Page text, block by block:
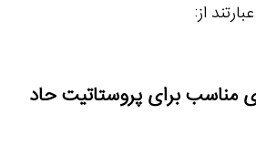
از:
مناسب برای پروستاتیت حاد